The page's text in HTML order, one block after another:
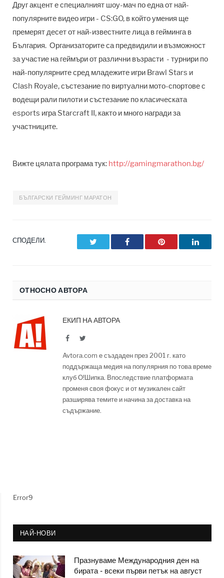
Друг акцент е специалният шоу-мач по една от най-
популярните видео игри - CS:GO, в който умения ще
премерят десет от най-известните лица в гейминга в
България. Организаторите са предвидили и възможност
за участие на геймъри от различни възрасти - турнири по
най-популярните сред младежите игри Brawl Stars и
Clash Royale, състезание по виртуални мото-спортове с
водещи рали пилоти и състезание по класическата
esports игра Starcraft II, както и много награди за
участниците.
Вижте цялата програма тук: http://gamingmarathon.bg/
БЪЛГАРСКИ ГЕЙМИНГ МАРАТОН
СПОДЕЛИ. Facebook Pinterest
ОТНОСНО АВТОРА
ЕКИП НА АВТОРА
FacebookTwitter
Avtora.com е създаден през 2001 г. като
поддържаща медия на популярния по това време
клуб О!Шипка. Впоследствие платформата
променя своя фокус и от музикален сайт
разширява темите и начина за доставка на
съдържание.
Error9
НАЙ-НОВИ
Празнуваме Международния ден на
бирата - всеки първи петък на август